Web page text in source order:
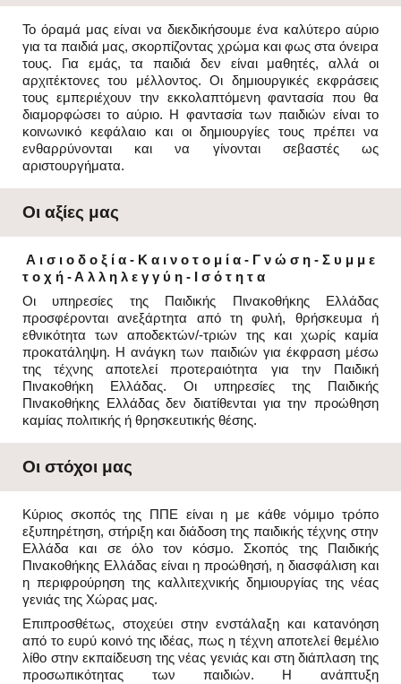
Το όραμά μας είναι να διεκδικήσουμε ένα καλύτερο αύριο
για τα παιδιά μας, σκορπίζοντας χρώμα και φως στα όνειρα
τους. Για εμάς, τα παιδιά δεν είναι μαθητές, αλλά οι
αρχιτέκτονες του μέλλοντος. Οι δημιουργικές εκφράσεις
τους εμπεριέχουν την εκκολαπτόμενη φαντασία που θα
διαμορφώσει το αύριο. Η φαντασία των παιδιών είναι το
κοινωνικό κεφάλαιο και οι δημιουργίες τους πρέπει να
ενθαρρύνονται και να γίνονται σεβαστές ως
αριστουργήματα.
Οι αξίες μας
Α ι σ ι ο δ ο ξ ί α - Κ α ι ν ο τ ο μ ί α - Γ ν ώ σ η - Σ υ μ μ ε
τ ο χ ή - Α λ λ η λ ε γ γ ύ η - Ι σ ό τ η τ α
Οι υπηρεσίες της Παιδικής Πινακοθήκης Ελλάδας
προσφέρονται ανεξάρτητα από τη φυλή, θρήσκευμα ή
εθνικότητα των αποδεκτών/-τριών της και χωρίς καμία
προκατάληψη. Η ανάγκη των παιδιών για έκφραση μέσω
της τέχνης αποτελεί προτεραιότητα για την Παιδική
Πινακοθήκη Ελλάδας. Οι υπηρεσίες της Παιδικής
Πινακοθήκης Ελλάδας δεν διατίθενται για την προώθηση
καμίας πολιτικής ή θρησκευτικής θέσης.
Οι στόχοι μας
Κύριος σκοπός της ΠΠΕ είναι η με κάθε νόμιμο τρόπο
εξυπηρέτηση, στήριξη και διάδοση της παιδικής τέχνης στην
Ελλάδα και σε όλο τον κόσμο. Σκοπός της Παιδικής
Πινακοθήκης Ελλάδας είναι η προώθησή, η διασφάλιση και
η περιφρούρηση της καλλιτεχνικής δημιουργίας της νέας
γενιάς της Χώρας μας.
Επιπροσθέτως, στοχεύει στην ενστάλαξη και κατανόηση
από το ευρύ κοινό της ιδέας, πως η τέχνη αποτελεί θεμέλιο
λίθο στην εκπαίδευση της νέας γενιάς και στη διάπλαση της
προσωπικότητας των παιδιών. Η ανάπτυξη